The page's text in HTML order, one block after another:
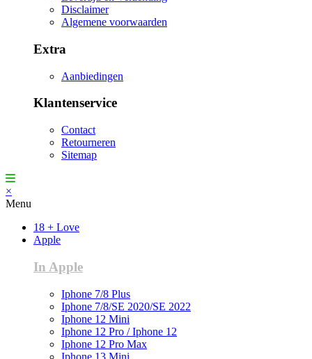
Disclaimer
Algemene voorwaarden
Extra
Aanbiedingen
Klantenservice
Contact
Retourneren
Sitemap
×
Menu
18 + Love
Apple
In Apple
Iphone 7/8 Plus
Iphone 7/8/SE 2020/SE 2022
Iphone 12 Mini
Iphone 12 Pro / Iphone 12
Iphone 12 Pro Max
Iphone 13 Mini